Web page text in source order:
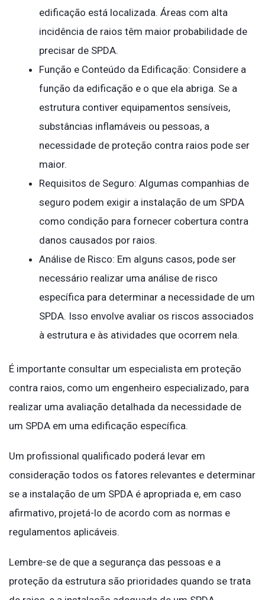
edificação está localizada. Áreas com alta
incidência de raios têm maior probabilidade de
precisar de SPDA.
Função e Conteúdo da Edificação: Considere a
função da edificação e o que ela abriga. Se a
estrutura contiver equipamentos sensíveis,
substâncias inflamáveis ou pessoas, a
necessidade de proteção contra raios pode ser
maior.
Requisitos de Seguro: Algumas companhias de
seguro podem exigir a instalação de um SPDA
como condição para fornecer cobertura contra
danos causados por raios.
Análise de Risco: Em alguns casos, pode ser
necessário realizar uma análise de risco
específica para determinar a necessidade de um
SPDA. Isso envolve avaliar os riscos associados
à estrutura e às atividades que ocorrem nela.
É importante consultar um especialista em proteção
contra raios, como um engenheiro especializado, para
realizar uma avaliação detalhada da necessidade de
um SPDA em uma edificação específica.
Um profissional qualificado poderá levar em
consideração todos os fatores relevantes e determinar
se a instalação de um SPDA é apropriada e, em caso
afirmativo, projetá-lo de acordo com as normas e
regulamentos aplicáveis.
Lembre-se de que a segurança das pessoas e a
proteção da estrutura são prioridades quando se trata